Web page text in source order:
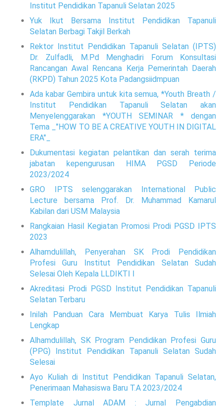
Institut Pendidikan Tapanuli Selatan 2025
Yuk Ikut Bersama Institut Pendidikan Tapanuli
Selatan Berbagi Takjil Berkah
Rektor Institut Pendidikan Tapanuli Selatan (IPTS)
Dr. Zulfadli, M.Pd Menghadiri Forum Konsultasi
Rancangan Awal Rencana Kerja Pemerintah Daerah
(RKPD) Tahun 2025 Kota Padangsiidmpuan
Ada kabar Gembira untuk kita semua, *Youth Breath /
Institut Pendidikan Tapanuli Selatan akan
Menyelenggarakan *YOUTH SEMINAR * dengan
Tema _"HOW TO BE A CREATIVE YOUTH IN DIGITAL
ERA"_
Dukumentasi kegiatan pelantikan dan serah terima
jabatan kepengurusan HIMA PGSD Periode
2023/2024
GRO IPTS selenggarakan International Public
Lecture bersama Prof. Dr. Muhammad Kamarul
Kabilan dari USM Malaysia
Rangkaian Hasil Kegiatan Promosi Prodi PGSD IPTS
2023
Alhamdulillah, Penyerahan SK Prodi Pendidikan
Profesi Guru Institut Pendidikan Selatan Sudah
Selesai Oleh Kepala LLDIKTI I
Akreditasi Prodi PGSD Institut Pendidikan Tapanuli
Selatan Terbaru
Inilah Panduan Cara Membuat Karya Tulis Ilmiah
Lengkap
Alhamdulillah, SK Program Pendidikan Profesi Guru
(PPG) Institut Pendidikan Tapanuli Selatan Sudah
Selesai
Ayo Kuliah di Institut Pendidikan Tapanuli Selatan,
Penerimaan Mahasiswa Baru T.A 2023/2024
Template Jurnal ADAM : Jurnal Pengabdian